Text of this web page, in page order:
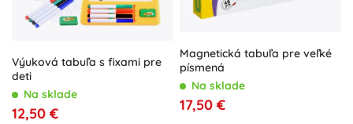
Výuková tabuľa s fixami pre
deti
Na sklade
12,50 €
Magnetická tabuľa pre veľké
písmená
Na sklade
17,50 €